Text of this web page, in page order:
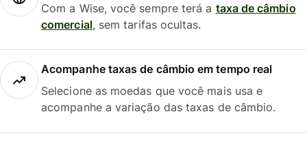
Com a Wise, você sempre terá a taxa de câmbio
comercial, sem tarifas ocultas.
Acompanhe taxas de câmbio em tempo real
Selecione as moedas que você mais usa e
acompanhe a variação das taxas de câmbio.